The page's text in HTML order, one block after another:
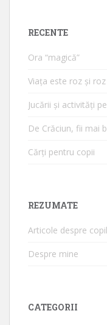
RECENTE
Ora “magică”
Viața este roz și
Jucării și activități
De Crăciun, fii mai
Cărți pentru copii
REZUMATE
Articole despre copil
Despre mine
CATEGORII